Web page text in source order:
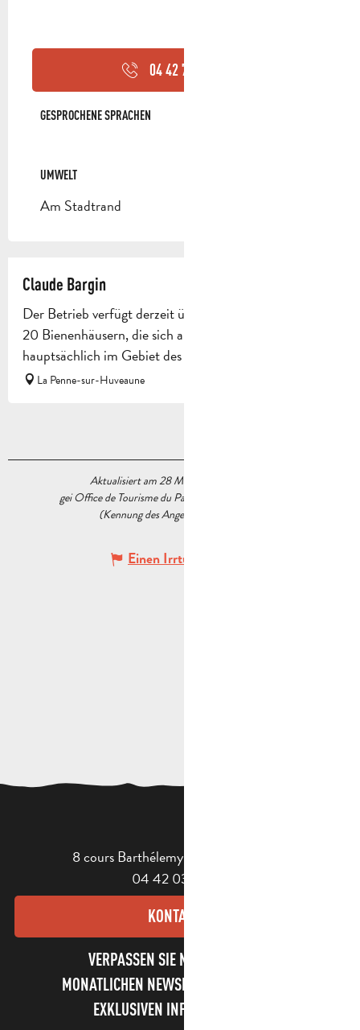
04 42 72 04
GESPROCHENE SPRACHEN
GESPROCHENE SPRACHEN
UMWELT
UMWELT
Am Stadtrand
Claude Bargin
Der Betrieb verfügt derzeit über 500 Bienenstöcke in
20 Bienenhäusern, die sich an Standorten
hauptsächlich im Gebiet des Pays d'Aubagne befinden.
La Penne-sur-Huveaune
Aktualisiert am 28 März 2026 Um 14:36
gei Office de Tourisme du Pays d’Aubagne et de l’Étoile
(Kennung des Angebots :
Einen Irrtum angeben
8 cours Barthélemy - 13400 Aubagne
04 42 03 49 98
KONTAKT
VERPASSEN SIE NICHT UNSEREN
MONATLICHEN NEWSLETTER UND UNSERE
EXKLUSIVEN INFORMATIONEN!